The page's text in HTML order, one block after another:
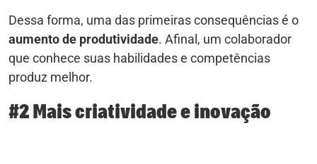
Dessa forma, uma das primeiras consequências é o
aumento de produtividade. Afinal, um colaborador
que conhece suas habilidades e competências
produz melhor.
#2 Mais criatividade e inovação